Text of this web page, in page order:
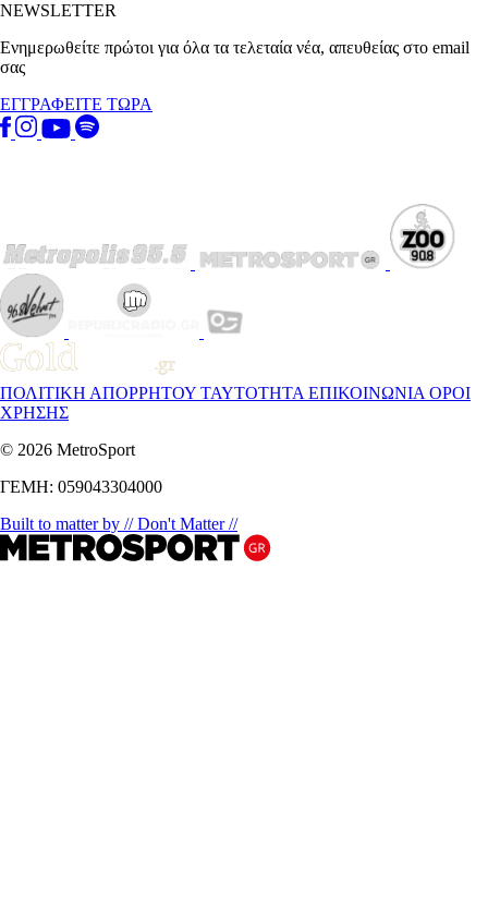
NEWSLETTER
Ενημερωθείτε πρώτοι για όλα τα τελεταία νέα, απευθείας στο email
σας
ΕΓΓΡΑΦΕΙΤΕ ΤΩΡΑ
ΠΟΛΙΤΙΚΗ ΑΠΟΡΡΗΤΟΥ ΤΑΥΤΟΤΗΤΑ ΕΠΙΚΟΙΝΩΝΙΑ ΟΡΟΙ
ΧΡΗΣΗΣ
© 2026 MetroSport
ΓΕΜΗ: 059043304000
Built to matter by // Don't Matter //